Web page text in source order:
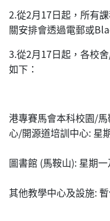
2.從2月17日起，所有
關安排會透過電郵或
3.從2月17日起，各校
如下：
港專賽馬會本科校園/
心/開源道培訓中心: 星
圖書館 (馬鞍山): 星期
其他教學中心及設施: